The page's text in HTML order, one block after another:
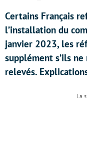
Certains Français
l’installation du
janvier 2023, les
supplément s’ils
relevés.